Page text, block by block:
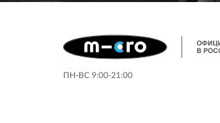
ПН-ВС 9:00-21:00